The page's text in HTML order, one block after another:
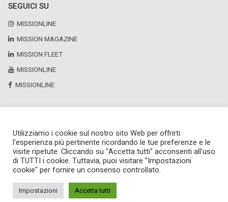
SEGUICI SU
MISSIONLINE
MISSION MAGAZINE
MISSION FLEET
MISSIONLINE
MISSIONLINE
Copyright © 2025 by Newsteca
P.Iva 13171520151
Newsteca S.r.l.
Via Larga, 6
Utilizziamo i cookie sul nostro sito Web per offrirti
l'esperienza più pertinente ricordando le tue preferenze e le
visite ripetute. Cliccando su "Accetta tutti" acconsenti all'uso
di TUTTI i cookie. Tuttavia, puoi visitare "Impostazioni
cookie" per fornire un consenso controllato.
Impostazioni Accetta tutti